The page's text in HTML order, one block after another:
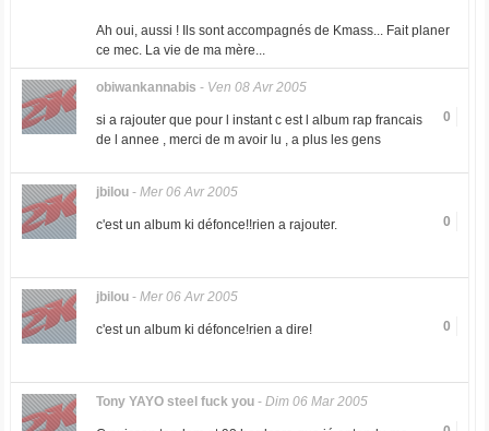
Ah oui, aussi ! Ils sont accompagnés de Kmass... Fait planer
ce mec. La vie de ma mère...
obiwankannabis - Ven 08 Avr 2005
0
si a rajouter que pour l instant c est l album rap francais
de l annee , merci de m avoir lu , a plus les gens
jbilou- Mer 06 Avr 2005
0
c'est un album ki défonce!!rien a rajouter.
jbilou- Mer 06 Avr 2005
0
c'est un album ki défonce!rien a dire!
Tony YAYO steel fuck you- Dim 06 Mar 2005